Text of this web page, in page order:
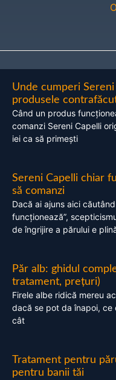
Unde cumperi
produsele
Când un produs
comanzi Sereni Capelli
iei ca să primești
Sereni Capelli chiar
să comanzi
Dacă ai ajuns aici
funcționează”,
de îngrijire a părului e
Păr alb: ghidul
tratament, prețuri)
Firele albe ridică mereu
dacă se pot da înapoi,
cât
Tratament pentru
pentru banii tăi